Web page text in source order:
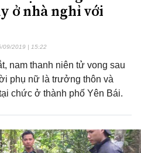
ở nhà nghỉ với
09/2019 | 15:22
nam thanh niên tử vong sau
phụ nữ là trưởng thôn và
chức ở thành phố Yên Bái.